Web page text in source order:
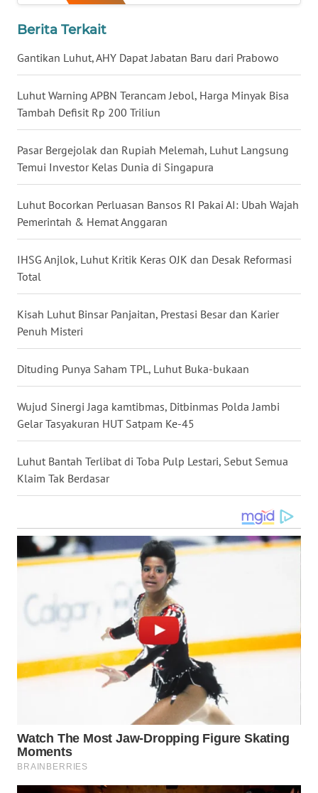
Berita Terkait
Gantikan Luhut, AHY Dapat Jabatan Baru dari Prabowo
Luhut Warning APBN Terancam Jebol, Harga Minyak Bisa
Tambah Defisit Rp 200 Triliun
Pasar Bergejolak dan Rupiah Melemah, Luhut Langsung
Temui Investor Kelas Dunia di Singapura
Luhut Bocorkan Perluasan Bansos RI Pakai AI: Ubah Wajah
Pemerintah & Hemat Anggaran
IHSG Anjlok, Luhut Kritik Keras OJK dan Desak Reformasi
Total
Kisah Luhut Binsar Panjaitan, Prestasi Besar dan Karier
Penuh Misteri
Dituding Punya Saham TPL, Luhut Buka-bukaan
Wujud Sinergi Jaga kamtibmas, Ditbinmas Polda Jambi
Gelar Tasyakuran HUT Satpam Ke-45
Luhut Bantah Terlibat di Toba Pulp Lestari, Sebut Semua
Klaim Tak Berdasar
WN
PAPUA
WN
PAPUA
BARAT
WN
WN
WN
NTB
WN
SULTENG
WN
SULBAR
WN
WN
SUMBAR
WN
BENGKULU
WN
JATENG